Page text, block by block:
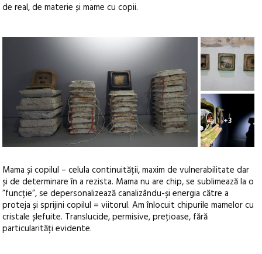
de real, de materie și mame cu copii.
+3
Mama și copilul – celula continuității, maxim de vulnerabilitate dar
și de determinare în a rezista. Mama nu are chip, se sublimează la o
”funcție”, se depersonalizează canalizându-și energia către a
proteja și sprijini copilul = viitorul. Am înlocuit chipurile mamelor cu
cristale șlefuite. Translucide, permisive, prețioase, fără
particularități evidente.